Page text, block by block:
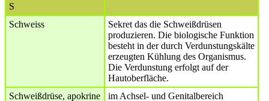
S
Schweiss
Sekret das die Schweißdrüsen
produzieren. Die biologische Funktion
besteht in der durch Verdunstungskälte
erzeugten Kühlung des Organismus.
Die Verdunstung erfolgt auf der
Hautoberfläche.
Schweißdrüse, apokrine
im Achsel- und Genitalbereich